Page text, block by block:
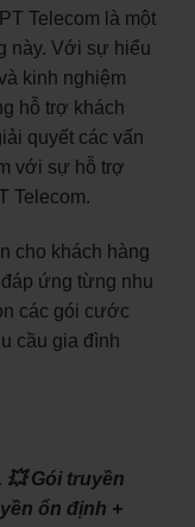
Telecom là một
này. Với sự hiểu
kinh nghiệm
hỗ trợ khách
quyết các vấn
với sự hỗ trợ
Telecom.
cho khách hàng
ứng từng nhu
các gói cước
cầu gia đình
💥 Gói truyền
ổn định +